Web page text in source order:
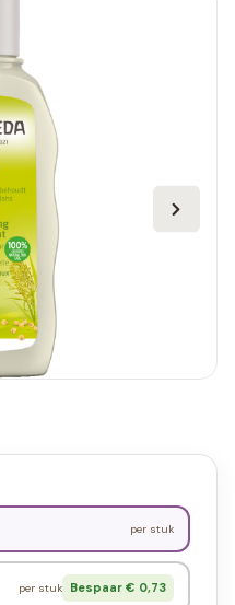
per stuk
per stuk Bespaar € 0,73